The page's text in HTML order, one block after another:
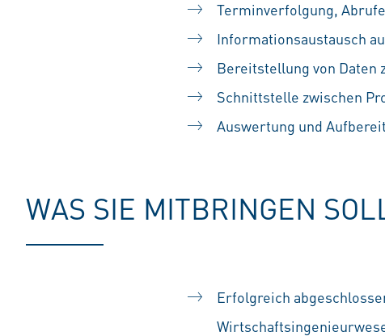
Terminverfolgung,
Informationsaustausch
Bereitstellung von
Schnittstelle zwischen
Auswertung und
WAS SIE MITBRINGEN
Erfolgreich